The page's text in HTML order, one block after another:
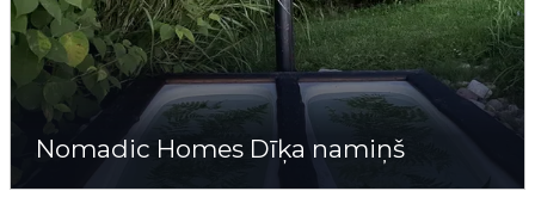
Nomadic Homes Dīķa namiņš